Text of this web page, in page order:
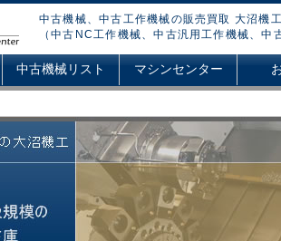
中古機械、中古工作機械の販売買取 大沼機
（中古NC工作機械、中古汎用工作機械、
中古機械リスト マシンセンター